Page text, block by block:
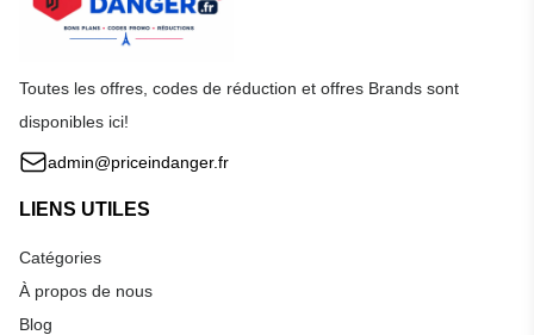
Toutes les offres, codes de réduction et offres Brands sont
disponibles ici!
admin@priceindanger.fr
LIENS UTILES
Catégories
À propos de nous
Blog